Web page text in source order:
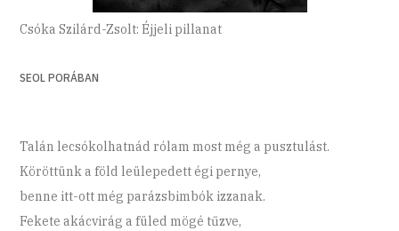
Csóka Szilárd-Zsolt: Éjjeli pillanat
SEOL PORÁBAN
Talán lecsókolhatnád rólam most még a pusztulást.
Köröttünk a föld leülepedett égi pernye,
benne itt-ott még parázsbimbók izzanak.
Fekete akácvirág a füled mögé tűzve,